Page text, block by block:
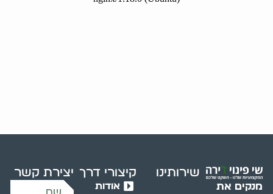
מנקים את
שירותינו קיצורי דרך
אודות
יצירת קשר